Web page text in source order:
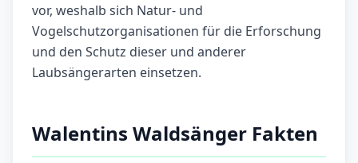
vor, weshalb sich Natur- und
Vogelschutzorganisationen für die Erforschung
und den Schutz dieser und anderer
Laubsängerarten einsetzen.
Walentins Waldsänger Fakten